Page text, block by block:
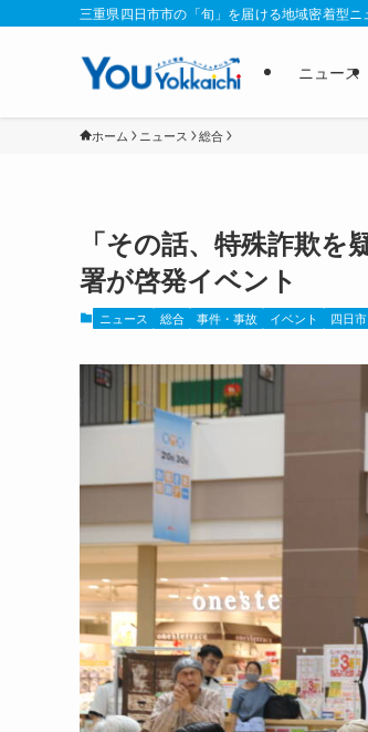
三重県四日市市の「旬」を届ける地域密着型ニ
ニュース
ホーム ニュース 総合
「その話、特殊詐欺
署が啓発イベント
ニュース 総合 事件・事故 イベント 四日市